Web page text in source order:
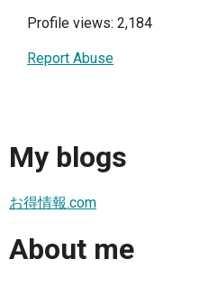
Profile views: 2,184
Report Abuse
My blogs
お得情報.com
About me